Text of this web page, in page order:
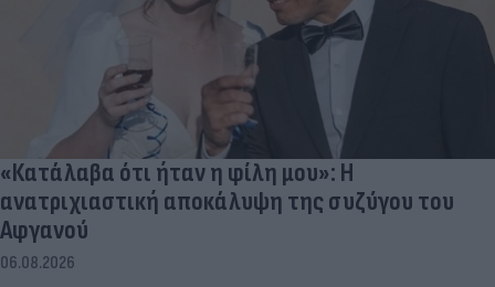
«Κατάλαβα ότι ήταν η φίλη μου»: Η
ανατριχιαστική αποκάλυψη της συζύγου του
Αφγανού
06.08.2026